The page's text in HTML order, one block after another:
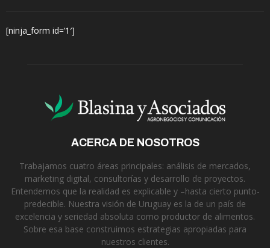
[ninja_form id=’1′]
ACERCA DE NOSOTROS
Trabajamos cuatro áreas principales: análisis de mercados,
marketing digital, consultorías y desarrollo de proyectos.
Entendemos que la realidad es explicable y –hasta cierto punto-
predecible. Nuestra visión de Uruguay es la de un país de
excelencia y seriedad absoluta como productor de alimentos.
Sobre esa base construimos estrategias apropiadas para
nuestros clientes.